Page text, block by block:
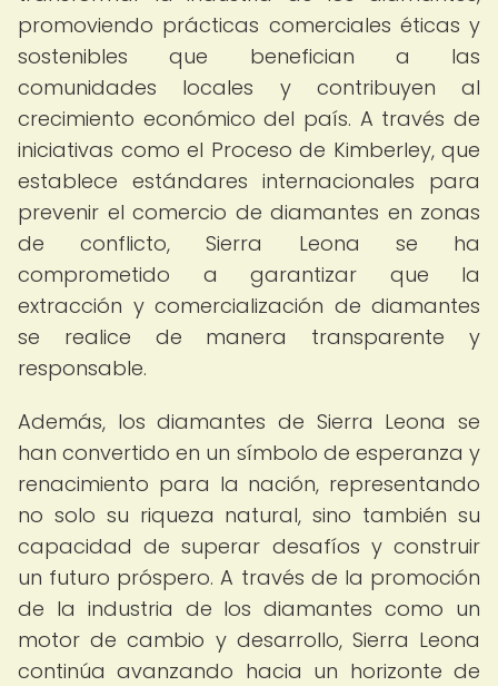
promoviendo prácticas comerciales éticas y
sostenibles que benefician a las
comunidades locales y contribuyen al
crecimiento económico del país. A través de
iniciativas como el Proceso de Kimberley, que
establece estándares internacionales para
prevenir el comercio de diamantes en zonas
de conflicto, Sierra Leona se ha
comprometido a garantizar que la
extracción y comercialización de diamantes
se realice de manera transparente y
responsable.
Además, los diamantes de Sierra Leona se
han convertido en un símbolo de esperanza y
renacimiento para la nación, representando
no solo su riqueza natural, sino también su
capacidad de superar desafíos y construir
un futuro próspero. A través de la promoción
de la industria de los diamantes como un
motor de cambio y desarrollo, Sierra Leona
continúa avanzando hacia un horizonte de